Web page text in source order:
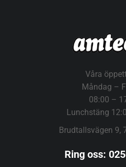
Våra
Måndag –
08:00 –
Lunchstäng
Brudtallsvägen 9,
Ring oss: